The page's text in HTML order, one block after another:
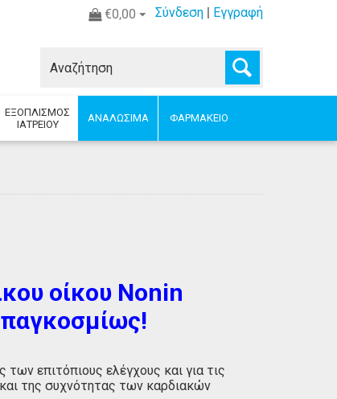
Σύνδεση| Εγγραφή
€0,00
ΕΞΟΠΛΙΣΜΟΣ
ΙΑΤΡΕΙΟΥ
ΑΝΑΛΩΣΙΜΑ ΦΑΡΜΑΚΕΙΟ
οίκου Nonin
επιτόπιους ελέγχους και για τις
της συχνότητας των καρδιακών